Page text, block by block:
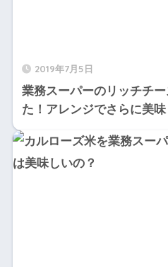
2019年7月5日
業務スーパーのリッチチ
た！アレンジでさらに美味